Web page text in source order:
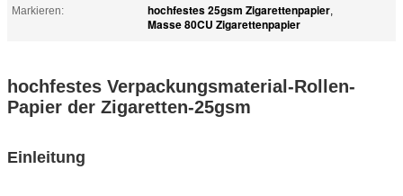
Markieren: hochfestes 25gsm Zigarettenpapier,
Masse 80CU Zigarettenpapier
hochfestes Verpackungsmaterial-Rollen-
Papier der Zigaretten-25gsm
Einleitung